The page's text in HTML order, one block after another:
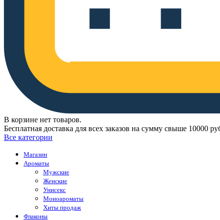
В корзине нет товаров.
Бесплатная доставка для всех заказов на сумму свыше 10000
Все категории
Магазин
Ароматы
Мужские
Женские
Унисекс
Моноароматы
Хиты продаж
Флаконы